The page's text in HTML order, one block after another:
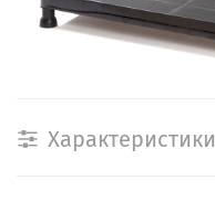
Характеристики